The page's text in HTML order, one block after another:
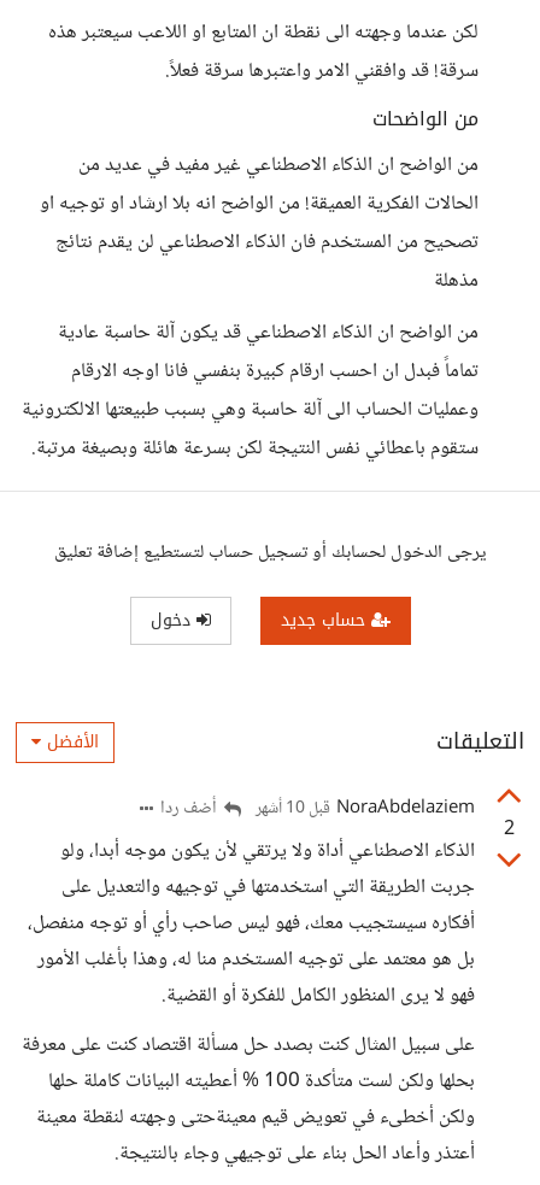
لكن عندما وجهته الى نقطة ان المتابع او اللاعب سيعتبر هذه
سرقة! قد وافقني الامر واعتبرها سرقة فعلاً.
من الواضحات
من الواضح ان الذكاء الاصطناعي غير مفيد في عديد من
الحالات الفكرية العميقة! من الواضح انه بلا ارشاد او توجيه او
تصحيح من المستخدم فان الذكاء الاصطناعي لن يقدم نتائج
مذهلة
من الواضح ان الذكاء الاصطناعي قد يكون آلة حاسبة عادية
تماماً فبدل ان احسب ارقام كبيرة بنفسي فانا اوجه الارقام
وعمليات الحساب الى آلة حاسبة وهي بسبب طبيعتها الالكترونية
ستقوم باعطائي نفس النتيجة لكن بسرعة هائلة وبصيغة مرتبة.
يرجى الدخول لحسابك أو تسجيل حساب لتستطيع إضافة تعليق
حساب جديد دخول
التعليقات الأفضل
2
NoraAbdelaziem قبل 10 أشهر أضف ردا
الذكاء الاصطناعي أداة ولا يرتقي لأن يكون موجه أبدا، ولو
جربت الطريقة التي استخدمتها في توجيهه والتعديل على
أفكاره سيستجيب معك، فهو ليس صاحب رأي أو توجه منفصل،
بل هو معتمد على توجيه المستخدم منا له، وهذا بأغلب الأمور
فهو لا يرى المنظور الكامل للفكرة أو القضية.
على سبيل المثال كنت بصدد حل مسألة اقتصاد كنت على معرفة
بحلها ولكن لست متأكدة 100 % أعطيته البيانات كاملة حلها
ولكن أخطىء في تعويض قيم معينةحتى وجهته لنقطة معينة
أعتذر وأعاد الحل بناء على توجيهي وجاء بالنتيجة.